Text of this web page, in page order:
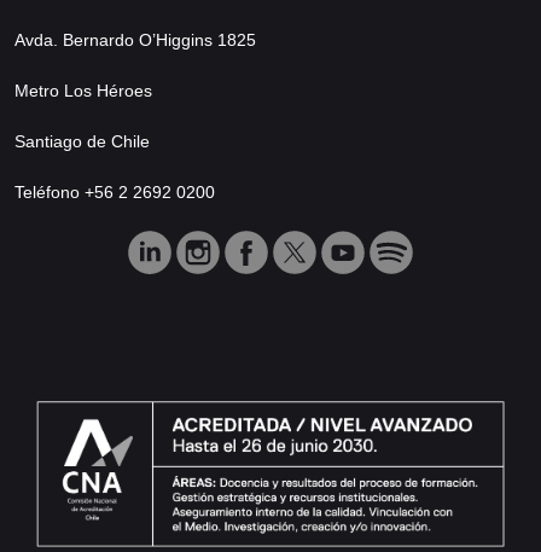
Avda. Bernardo O’Higgins 1825
Metro Los Héroes
Santiago de Chile
Teléfono +56 2 2692 0200